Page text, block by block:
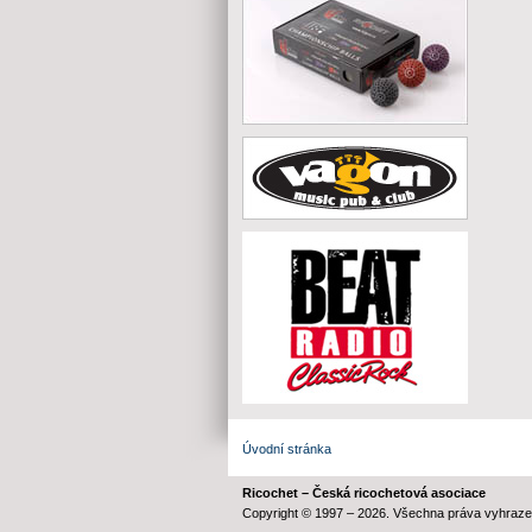
Úvodní stránka
Ricochet – Česká ricochetová asociace
Copyright © 1997 – 2026. Všechna práva